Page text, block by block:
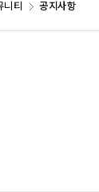
니티 공지사항